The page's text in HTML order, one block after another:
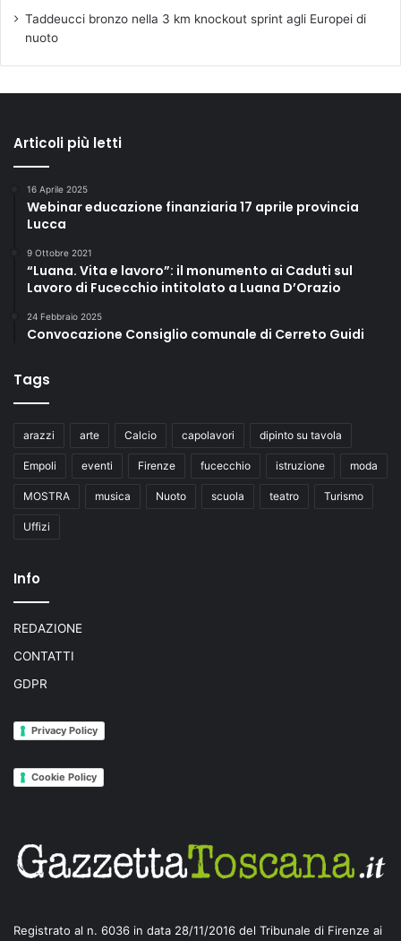
Taddeucci bronzo nella 3 km knockout sprint agli Europei di
nuoto
Articoli più letti
16 Aprile 2025
Webinar educazione finanziaria 17 aprile provincia
Lucca
9 Ottobre 2021
“Luana. Vita e lavoro”: il monumento ai Caduti sul
Lavoro di Fucecchio intitolato a Luana D’Orazio
24 Febbraio 2025
Convocazione Consiglio comunale di Cerreto Guidi
Tags
arazzi arte Calcio capolavori dipinto su tavola
Empoli eventi Firenze fucecchio istruzione moda
MOSTRA musica Nuoto scuola teatro Turismo
Uffizi
Info
REDAZIONE
CONTATTI
GDPR
Privacy Policy
Cookie Policy
Registrato al n. 6036 in data 28/11/2016 del Tribunale di Firenze ai